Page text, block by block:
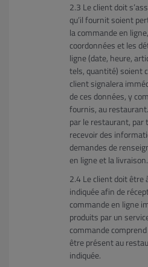
Le client doit
qu’il fournit soient
la commande en
coordonnées et les
ligne (date, heure,
tels, quantité) soient
client signalera
de ces données, y
fournis, au
par le restaurant, par
recevoir des
demandes de
en ligne et la livraison.
Le client doit être
indiquée afin de
commande en ligne
produits par un
commande
être présent au
indiquée.